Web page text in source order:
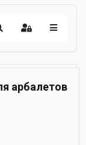
арбалетов